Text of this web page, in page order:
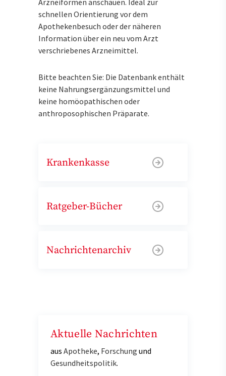
Arzneiformen anschauen. Ideal zur
schnellen Orientierung vor dem
Apothekenbesuch oder der näheren
Information über ein neu vom Arzt
verschriebenes Arzneimittel.
Bitte beachten Sie: Die Datenbank enthält
keine Nahrungsergänzungsmittel und
keine homöopathischen oder
anthroposophischen Präparate.
Krankenkasse
Ratgeber-Bücher
Nachrichtenarchiv
Aktuelle Nachrichten
aus Apotheke, Forschung und
Gesundheitspolitik.